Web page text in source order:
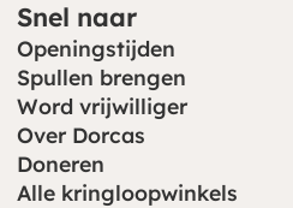
Snel naar
Openingstijden
Spullen brengen
Word vrijwilliger
Over Dorcas
Doneren
Alle kringloopwinkels